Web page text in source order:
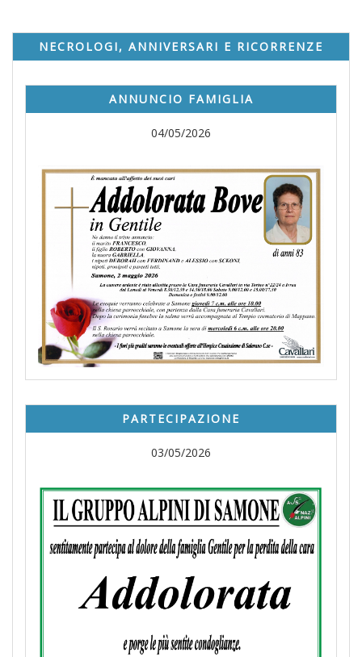
NECROLOGI, ANNIVERSARI E RICORRENZE
ANNUNCIO FAMIGLIA
04/05/2026
PARTECIPAZIONE
03/05/2026